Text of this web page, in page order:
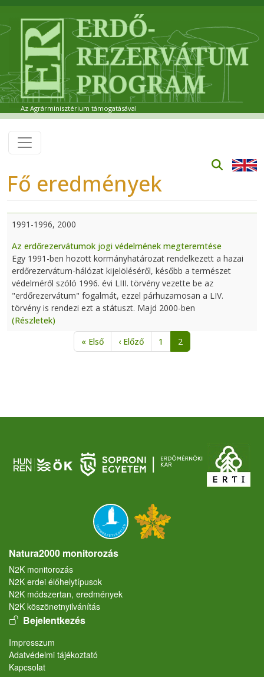
Az Agrárminisztérium támogatásával
Fő eredmények
1991-1996, 2000
Az erdőrezervátumok jogi védelmének megteremtése
Egy 1991-ben hozott kormányhatározat rendelkezett a hazai
erdőrezervátum-hálózat kijelöléséről, később a természet
védelméről szóló 1996. évi LIII. törvény vezette be az
"erdőrezervátum" fogalmát, ezzel párhuzamosan a LIV.
törvény is rendezi ezt a státuszt. Majd 2000-ben
(Részletek)
Oldalszámozás
« ElsőElső oldal
‹ ElőzőElőző oldal
1 2
Natura2000 monitorozás
N2K monitorozás
N2K erdei élőhelytípusok
N2K módszertan, eredmények
N2K köszönetnyilvánítás
User account menu
Bejelentkezés
Lábléc
Impresszum
Adatvédelmi tájékoztató
Kapcsolat